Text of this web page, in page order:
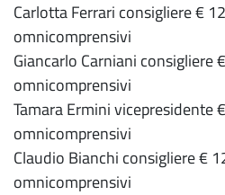
Carlotta Ferrari consigliere €
omnicomprensivi
Giancarlo Carniani consigliere
omnicomprensivi
Tamara Ermini vicepresidente
omnicomprensivi
Claudio Bianchi consigliere €
omnicomprensivi